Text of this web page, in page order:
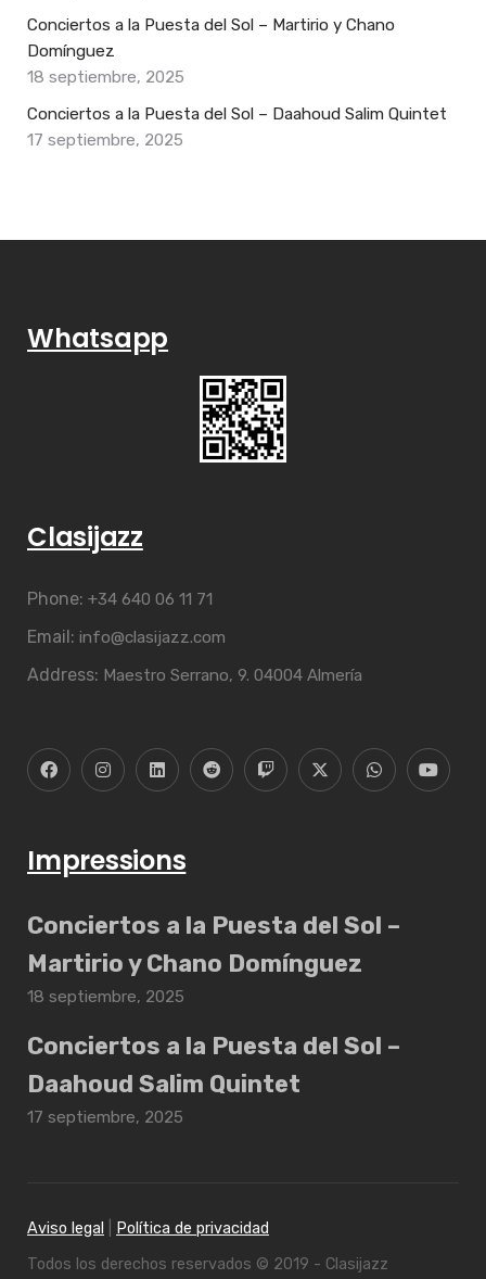
Conciertos a la Puesta del Sol – Martirio y Chano
Domínguez
18 septiembre, 2025
Conciertos a la Puesta del Sol – Daahoud Salim Quintet
17 septiembre, 2025
Whatsapp
Clasijazz
Phone: +34 640 06 11 71
Email: info@clasijazz.com
Address: Maestro Serrano, 9. 04004 Almería
Impressions
Conciertos a la Puesta del Sol –
Martirio y Chano Domínguez
18 septiembre, 2025
Conciertos a la Puesta del Sol –
Daahoud Salim Quintet
17 septiembre, 2025
Aviso legal
Política de privacidad
Todos los derechos reservados © 2019 - Clasijazz